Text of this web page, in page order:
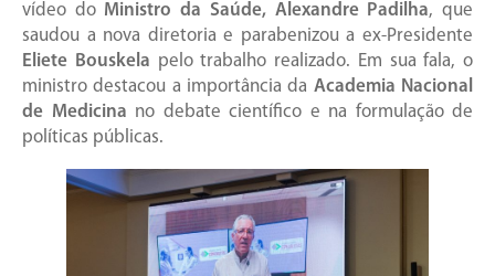
vídeo do Ministro da Saúde, Alexandre Padilha, que
saudou a nova diretoria e parabenizou a ex-Presidente
Eliete Bouskela pelo trabalho realizado. Em sua fala, o
ministro destacou a importância da Academia Nacional
de Medicina no debate científico e na formulação de
políticas públicas.